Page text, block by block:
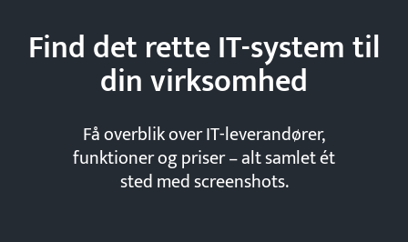
Find det rette IT-system til
dinvirksomhed
Få overblik over IT-leverandører,
funktioner og priser – alt samlet ét
sted med screenshots.